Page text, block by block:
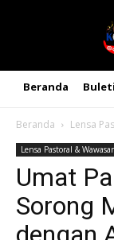
Beranda
Beranda Lensa
Lensa Pastoral &
Umat
Sorong